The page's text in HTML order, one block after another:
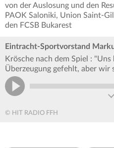
von der Auslosung und den
PAOK Saloniki, Union Saint-
den FCSB Bukarest
Eintracht-Sportvorstand
Krösche nach dem Spiel :
Überzeugung gefehlt, aber wir
© HIT RADIO FFH